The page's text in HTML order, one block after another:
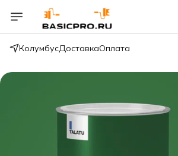
КолумбусДоставкаОплата